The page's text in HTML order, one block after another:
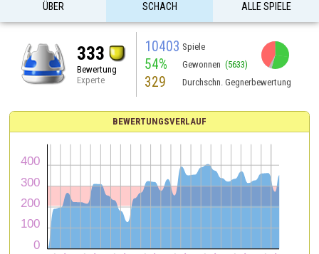
ÜBER SCHACH ALLE SPIELE
333
Bewertung
Experte
10403 Spiele
54% Gewonnen (5633)
329 Durchschn. Gegnerbewertung
BEWERTUNGSVERLAUF